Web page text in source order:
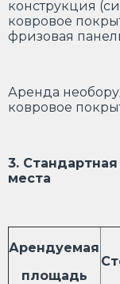
конструкция
ковровое
фризовая
Аренда
ковровое
3.
места
Арендуемая
площадь